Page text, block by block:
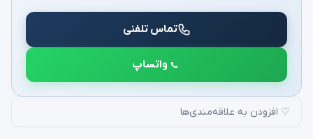
تماس تلفنی
واتساپ
♡ افزودن به علاقه‌مندی‌ها